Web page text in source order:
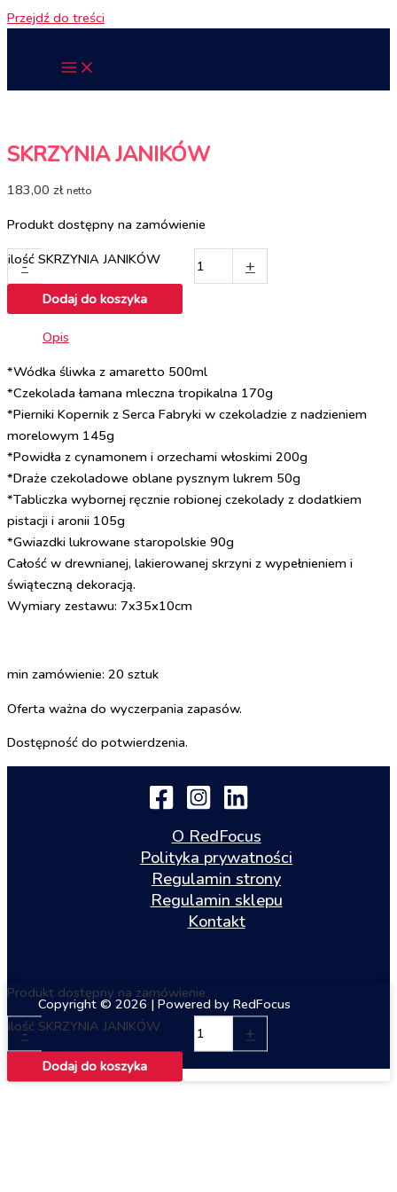
Przejdź do treści
SKRZYNIA JANIKÓW
183,00 zł netto
Produkt dostępny na zamówienie
-
ilość SKRZYNIA JANIKÓW +
Dodaj do koszyka
Opis
*Wódka śliwka z amaretto 500ml
*Czekolada łamana mleczna tropikalna 170g
*Pierniki Kopernik z Serca Fabryki w czekoladzie z nadzieniem
morelowym 145g
*Powidła z cynamonem i orzechami włoskimi 200g
*Draże czekoladowe oblane pysznym lukrem 50g
*Tabliczka wybornej ręcznie robionej czekolady z dodatkiem
pistacji i aronii 105g
*Gwiazdki lukrowane staropolskie 90g
Całość w drewnianej, lakierowanej skrzyni z wypełnieniem i
świąteczną dekoracją.
Wymiary zestawu: 7x35x10cm
min zamówienie: 20 sztuk
Oferta ważna do wyczerpania zapasów.
Dostępność do potwierdzenia.
O RedFocus
Polityka prywatności
Regulamin strony
Regulamin sklepu
Kontakt
Copyright © 2026 | Powered by RedFocus
Produkt dostępny na zamówienie
-
ilość SKRZYNIA JANIKÓW +
Dodaj do koszyka